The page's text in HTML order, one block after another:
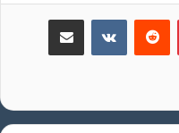
بينتيريست مشاركة عبر البريد